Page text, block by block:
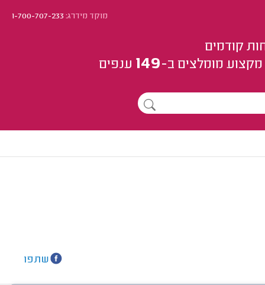
מוקד מידרג:1-700-707-233
קודמים
מקצוע מומלצים ב-149 ענפים
שתפו